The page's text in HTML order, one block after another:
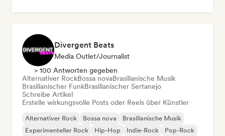
Divergent Beats
Media Outlet/Journalist
> 100 Antworten gegeben
Alternativer RockBossa novaBrasilianische Musik
Brasilianischer FunkBrasilianischer Sertanejo
Schreibe Artikel
Erstelle wirkungsvolle Posts oder Reels über Künstler
Alternativer Rock Bossa nova
Brasilianische Musik
Experimenteller Rock
Hip-Hop Indie-Rock Pop-Rock